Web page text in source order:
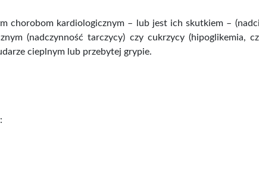
chorobom kardiologicznym – lub jest ich skutkiem –
(nadczynność tarczycy) czy cukrzycy (hipoglikemia,
cieplnym lub przebytej grypie.